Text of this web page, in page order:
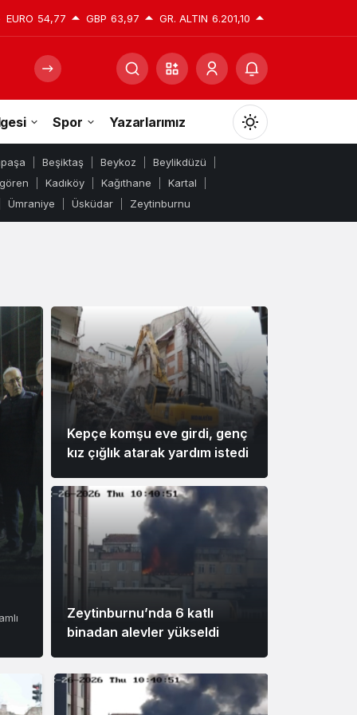
EURO 54,77 GBP 63,97 GR. ALTIN 6.201,10
Spor Yazarlarımız
Mod
değiştir
Gece Modu
Gece modunu seçin.
Sistem Modu
Sistem modunu seçin.
Beşiktaş Beykoz
Beylikdüzü
Kadıköy Kağıthane
Kartal
Ümraniye Üsküdar Zeytinburnu
Kepçe komşu eve girdi, genç
kız çığlık atarak yardım istedi
Zeytinburnu’nda 6 katlı
binadan alevler yükseldi